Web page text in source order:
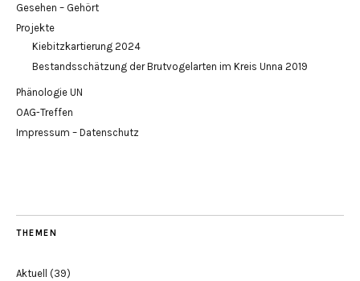
Gesehen – Gehört
Projekte
Kiebitzkartierung 2024
Bestandsschätzung der Brutvogelarten im Kreis Unna 2019
Phänologie UN
OAG-Treffen
Impressum – Datenschutz
THEMEN
Aktuell
(39)